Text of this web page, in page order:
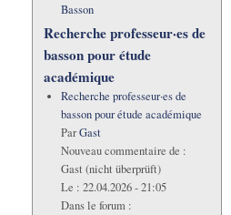
Basson
Recherche professeur·es de
basson pour étude
académique
Recherche professeur·es de
basson pour étude académique
ParGast
Nouveau commentaire de :
Gast (nicht überprüft)
Le : 22.04.2026 - 21:05
Dans le forum :